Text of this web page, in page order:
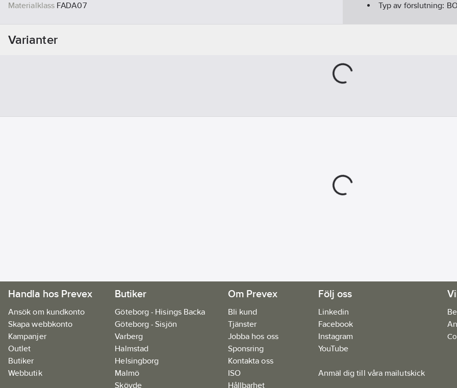
Materialklass FADA07
Typ av förslutning:
Varianter
Handla hos Prevex
Ansök om kundkonto
Skapa webbkonto
Kampanjer
Outlet
Butiker
Webbutik
Butiker
Göteborg - Hisings Backa
Göteborg - Sisjön
Varberg
Halmstad
Helsingborg
Malmö
Skövde
Om Prevex
Bli kund
Tjänster
Jobba hos oss
Sponsring
Kontakta oss
ISO
Hållbarhet
Följ oss
Linkedin
Facebook
Instagram
YouTube
Anmäl dig till våra mailutskick